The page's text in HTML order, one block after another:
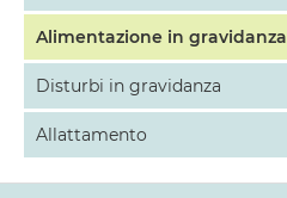
Alimentazione in gravidanza
Disturbi in gravidanza
Allattamento